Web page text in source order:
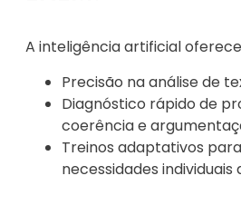
A inteligência artificial
Precisão na análise de
Diagnóstico rápido de
coerência e
Treinos adaptativos
necessidades